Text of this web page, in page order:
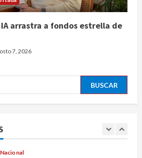
arrastra a fondos estrella de
7, 2026
agosto 7, 2026
Internacional
sociales para visados de periodistas
Nacional
Fallece Carlos Garfias Merlos,
Nacional